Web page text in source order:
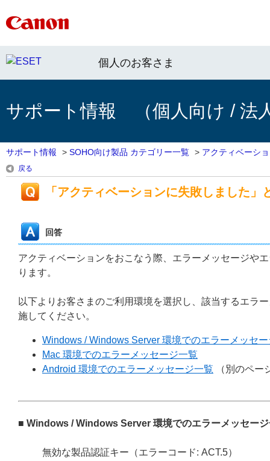
個人のお客さま
サポート情報 （個人向け / 法
サポート情報 > SOHO向け製品 カテゴリー一覧 > アクティベーシ
戻る
「アクティベーションに失敗しました」
回答
アクティベーションをおこなう際、エラーメッセージや
ります。
以下よりお客さまのご利用環境を選択し、該当するエラ
施してください。
Windows / Windows Server 環境でのエラーメッセ
Mac 環境でのエラーメッセージ一覧
Android 環境でのエラーメッセージ一覧 （別のペー
■ Windows / Windows Server 環境でのエラーメッセー
無効な製品認証キー（エラーコード: ACT.5）